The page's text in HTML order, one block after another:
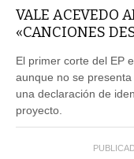
VALE ACEVEDO
«CANCIONES
El primer corte del EP
aunque no se
una declaración de
proyecto.